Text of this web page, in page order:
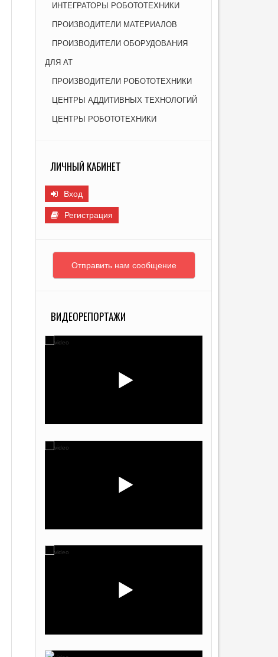
ИИНТЕГРАТОРЫ РОБОТОТЕХНИКИ
ПРОИЗВОДИТЕЛИ МАТЕРИАЛОВ
ПРОИЗВОДИТЕЛИ ОБОРУДОВАНИЯ
ДЛЯ АТ
ПРОИЗВОДИТЕЛИ РОБОТОТЕХНИКИ
ЦЕНТРЫ АДДИТИВНЫХ ТЕХНОЛОГИЙ
ЦЕНТРЫ РОБОТОТЕХНИКИ
ЛИЧНЫЙ КАБИНЕТ
Вход
Регистрация
Отправить нам сообщение
ВИДЕОРЕПОРТАЖИ